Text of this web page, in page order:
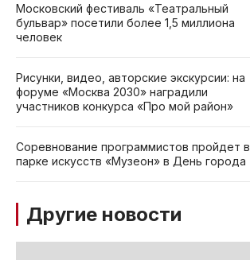
Московский фестиваль «Театральный
бульвар» посетили более 1,5 миллиона
человек
Рисунки, видео, авторские экскурсии: на
форуме «Москва 2030» наградили
участников конкурса «Про мой район»
Соревнование программистов пройдет в
парке искусств «Музеон» в День города
Другие новости